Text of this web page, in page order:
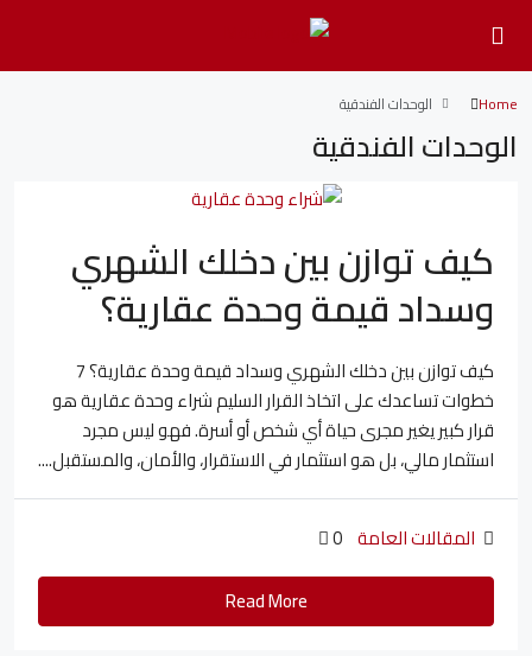
Home الوحدات الفندقية
الوحدات الفندقية
كيف توازن بين دخلك الشهري
وسداد قيمة وحدة عقارية؟
كيف توازن بين دخلك الشهري وسداد قيمة وحدة عقارية؟ 7
خطوات تساعدك على اتخاذ القرار السليم شراء وحدة عقارية هو
قرار كبير يغير مجرى حياة أي شخص أو أسرة. فهو ليس مجرد
استثمار مالي، بل هو استثمار في الاستقرار، والأمان، والمستقبل....
المقالات العامة 0
Read More